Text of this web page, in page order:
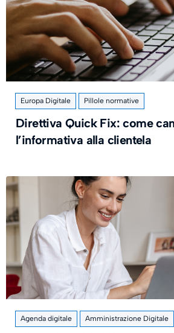
Europa Digitale Pillole normative
Direttiva Quick Fix: come
l’informativa alla clientela
Agenda digitale Amministrazione Digitale